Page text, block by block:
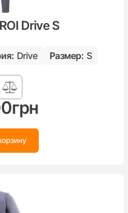
Drive S
Drive Размер: S
грн